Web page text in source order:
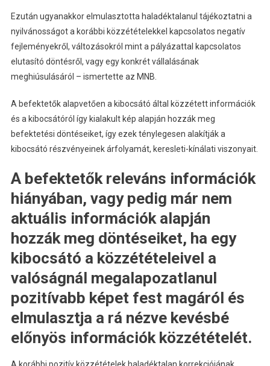
Ezután ugyanakkor elmulasztotta haladéktalanul tájékoztatni a
nyilvánosságot a korábbi közzétételekkel kapcsolatos negatív
fejleményekről, változásokról mint a pályázattal kapcsolatos
elutasító döntésről, vagy egy konkrét vállalásának
meghiúsulásáról – ismertette az MNB.
A befektetők alapvetően a kibocsátó által közzétett információk
és a kibocsátóról így kialakult kép alapján hozzák meg
befektetési döntéseiket, így ezek ténylegesen alakítják a
kibocsátó részvényeinek árfolyamát, keresleti-kínálati viszonyait.
A befektetők releváns információk
hiányában, vagy pedig már nem
aktuális információk alapján
hozzák meg döntéseiket, ha egy
kibocsátó a közzétételeivel a
valóságnál megalapozatlanul
pozitívabb képet fest magáról és
elmulasztja a rá nézve kevésbé
előnyös információk közzétételét.